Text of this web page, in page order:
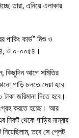
তারা, এনিয়ে এলাকায়
পাকিং কার্ড” মিশু ও
ও ০-০০৫৪।
কিছুদিন আগে সমিতির
গাড়ি চলতে দেয়া হবে
জরিমানা দিতে হবে।
করতে হচ্ছে। আর
থেকে গাড়ির নাম্বার
তবে সে প্লেট